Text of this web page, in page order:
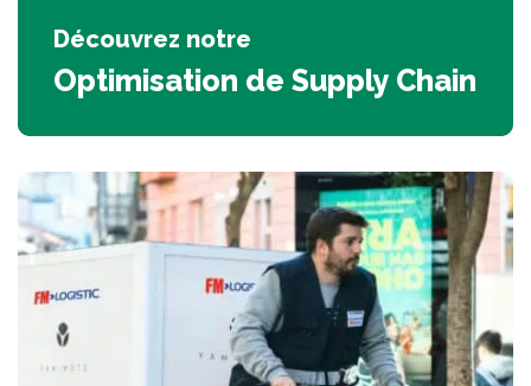
Découvrez notre
Optimisation de Supply Chain